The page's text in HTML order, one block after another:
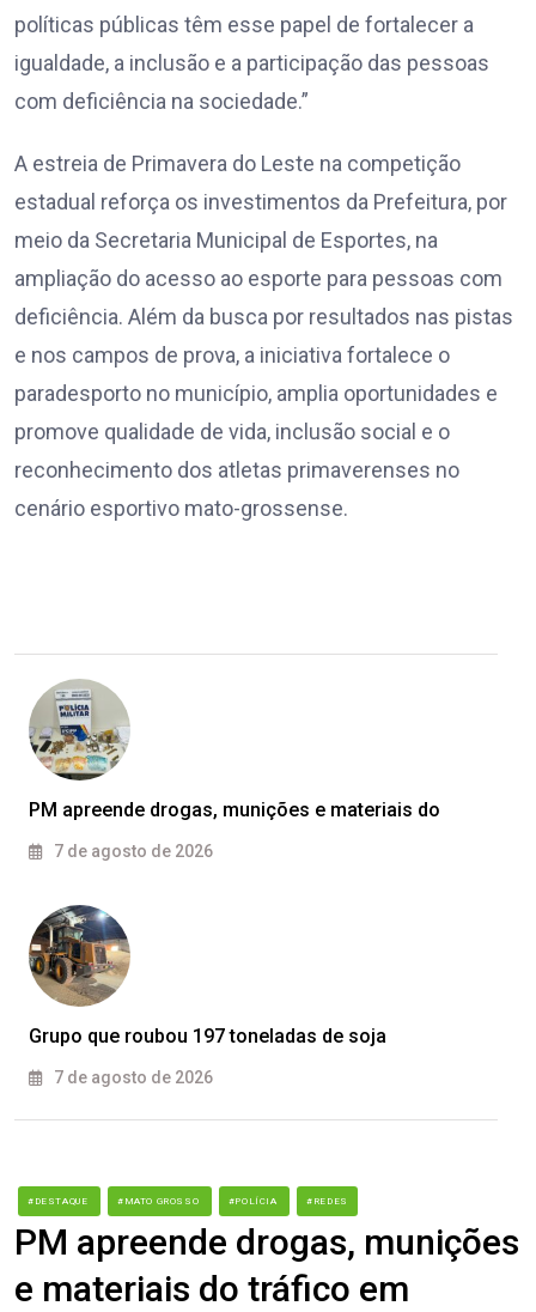
políticas públicas têm esse papel de fortalecer a
igualdade, a inclusão e a participação das pessoas
com deficiência na sociedade.”
A estreia de Primavera do Leste na competição
estadual reforça os investimentos da Prefeitura, por
meio da Secretaria Municipal de Esportes, na
ampliação do acesso ao esporte para pessoas com
deficiência. Além da busca por resultados nas pistas
e nos campos de prova, a iniciativa fortalece o
paradesporto no município, amplia oportunidades e
promove qualidade de vida, inclusão social e o
reconhecimento dos atletas primaverenses no
cenário esportivo mato-grossense.
PM apreende drogas, munições e materiais do
7 de agosto de 2026
Grupo que roubou 197 toneladas de soja
7 de agosto de 2026
#DESTAQUE #MATO GROSSO #POLÍCIA #REDES
PM apreende drogas, munições
e materiais do tráfico em